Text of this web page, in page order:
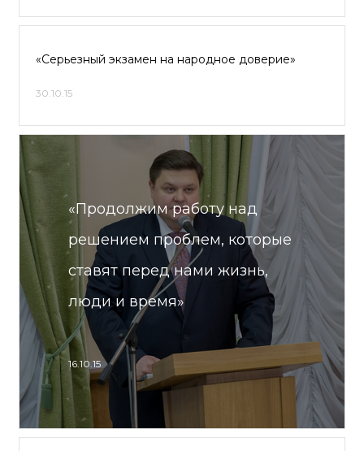
«Серьезный экзамен на народное доверие»
30.10.15
«Продолжим работу над
решением проблем, которые
ставят перед нами жизнь,
люди и время»
16.10.15